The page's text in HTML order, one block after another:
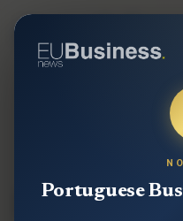
Portuguese
Fale